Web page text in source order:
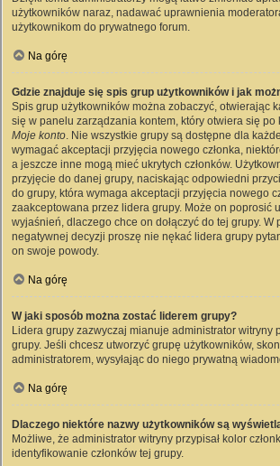
użytkowników naraz, nadawać uprawnienia
użytkownikom do prywatnego forum.
Na górę
Gdzie znajduje się spis grup użytkowników i jak
Spis grup użytkowników można zobaczyć, otwierając
się w panelu zarządzania kontem, który otwiera się
Moje konto. Nie wszystkie grupy są dostępne dla
wymagać akceptacji przyjęcia nowego członka,
a jeszcze inne mogą mieć ukrytych członków.
przyjęcie do danej grupy, naciskając odpowiedni
do grupy, która wymaga akceptacji przyjęcia nowego
zaakceptowana przez lidera grupy. Może on poprosić
wyjaśnień, dlaczego chce on dołączyć do tej grupy. W
negatywnej decyzji proszę nie nękać lidera grupy
on swoje powody.
Na górę
W jaki sposób można zostać liderem grupy?
Lidera grupy zazwyczaj mianuje administrator witryny
grupy. Jeśli chcesz utworzyć grupę użytkowników,
administratorem, wysyłając do niego prywatną
Na górę
Dlaczego niektóre nazwy użytkowników są
Możliwe, że administrator witryny przypisał kolor
identyfikowanie członków tej grupy.